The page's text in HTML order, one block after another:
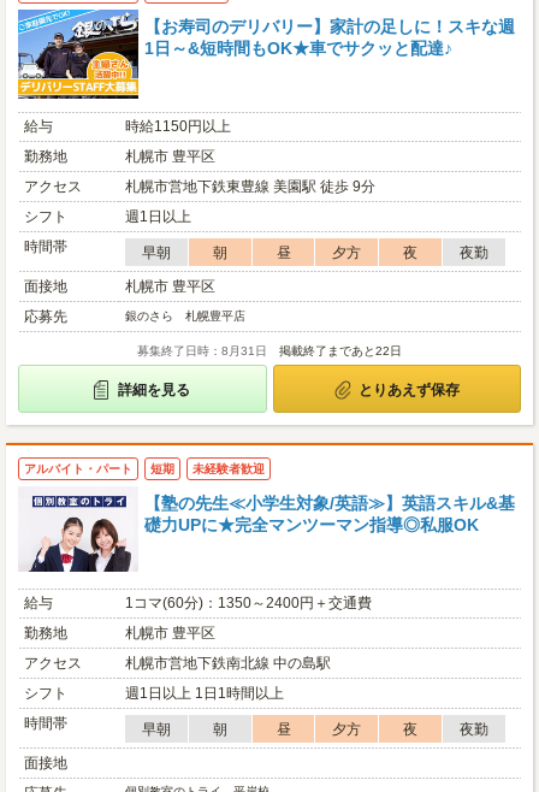
【お寿司のデリバリー】家計の足しに！スキな週
1日～&短時間もOK★車でサクッと配達♪
給与
時給1150円以上
勤務地
札幌市 豊平区
アクセス
札幌市営地下鉄東豊線 美園駅 徒歩 9分
シフト
週1日以上
時間帯
早朝 朝 昼 夕方 夜
夜勤
面接地
札幌市 豊平区
応募先
銀のさら 札幌豊平店
募集終了日時：8月31日 掲載終了まであと22日
詳細を見る とりあえず保存
アルバイト・パート 短期 未経験者歓迎
【塾の先生≪小学生対象/英語≫】英語スキル&基
礎力UPに★完全マンツーマン指導◎私服OK
給与
1コマ(60分)：1350～2400円＋交通費
勤務地
札幌市 豊平区
アクセス
札幌市営地下鉄南北線 中の島駅
シフト
週1日以上 1日1時間以上
時間帯
早朝 朝 昼 夕方 夜
夜勤
面接地